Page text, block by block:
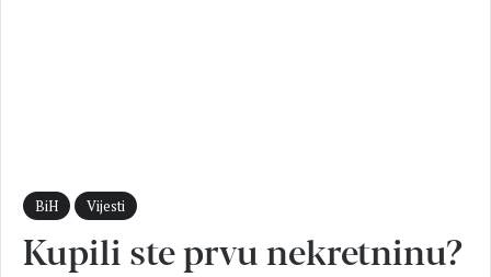
BiH Vijesti
Kupili ste prvu nekretninu?